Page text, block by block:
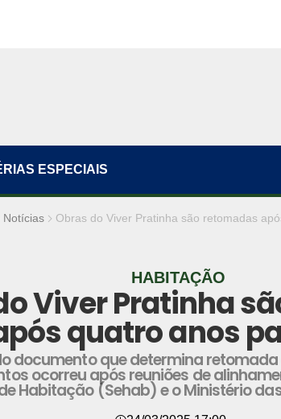
ESPECIAIS
Notícias Obras do Viver Pratinha são retomadas
HABITAÇÃO
Viver Pratinha
quatro anos
documento que determina
ocorreu após reuniões de
Habitação (Sehab) e o Ministério